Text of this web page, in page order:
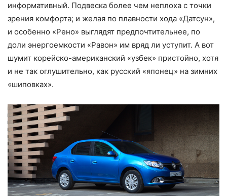
информативный. Подвеска более чем неплоха с точки
зрения комфорта; и желая по плавности хода «Датсун»,
и особенно «Рено» выглядят предпочтительнее, по
доли энергоемкости «Равон» им вряд ли уступит. А вот
шумит корейско-американский «узбек» пристойно, хотя
и не так оглушительно, как русский «японец» на зимних
«шиповках».